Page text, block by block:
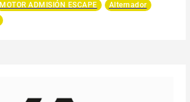
MOTOR ADMISIÓN ESCAPE
Alternador